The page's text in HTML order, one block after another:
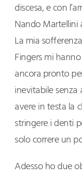
discesa, e con
Nando Martellini
La mia
Fingers mi
ancora pronto
inevitabile
avere in testa la
stringere i denti
solo correre un
Adesso ho due